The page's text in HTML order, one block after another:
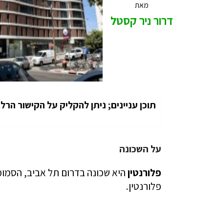
מאת
דרור ניר קסטל
תוכן עניינים; ניתן להקליק על הקישור
על השכונה
פלורנטיןהיא שכונה בדרום תל אביב,
פלורנטין.